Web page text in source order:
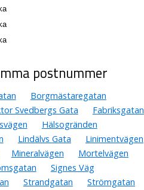
AB
postnummer
Borgmästaregatan
Svedbergs Gata
Fabriksgatan
Hälsogränden
Lindälvs Gata
Linimentvägen
Mineralvägen
Mortelvägen
Signes Väg
Strandgatan
Strömgatan